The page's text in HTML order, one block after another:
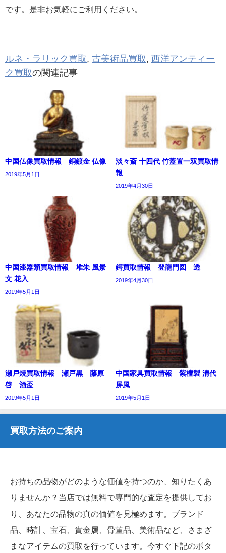
です。是非お気軽にご利用ください。
ルネ・ラリック買取 古美術品買取
西洋アンティー
ク買取の関連記事
中国仏像買取情報 銅鍍金 仏像
2019年5月1日
淡々斎 十四代 竹蓋置一双買取情
報
2019年4月30日
中国漆器類買取情報 堆朱 風景
文 花入
2019年5月1日
鍔買取情報 登龍門図 透
2019年4月30日
瀬戸焼買取情報 瀬戸黒 藤原
啓 酒盃
2019年5月1日
中国家具買取情報 紫檀製 清代
屏風
2019年5月1日
買取方法のご案内
お持ちの品物がどのような価値を持つのか、知りたくあ
りませんか？当店では無料で専門的な査定を提供してお
り、あなたの品物の真の価値を見極めます。ブランド
品、時計、宝石、貴金属、骨董品、美術品など、さまざ
まなアイテムの買取を行っています。今すぐ下記のボタ